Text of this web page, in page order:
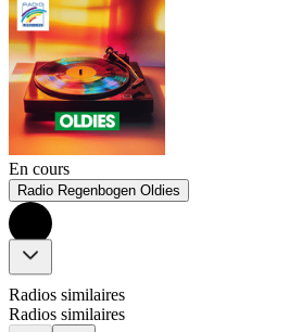
En cours
Radio Regenbogen Oldies
Radios similaires
Radios similaires